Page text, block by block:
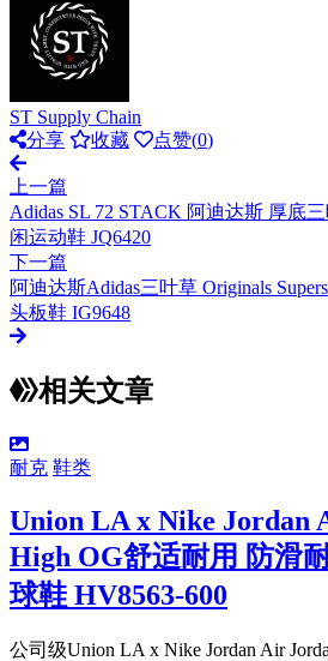
ST Supply Chain
分享
收藏 点赞(0)
上一篇
Adidas SL 72 STACK 阿迪达斯 厚底
闲运动鞋 JQ6420
下一篇
阿迪达斯Adidas三叶草 Originals
头板鞋 IG9648
相关文章
耐克 鞋类
Union LA x Nike Jordan
High OG舒适耐用 防滑
球鞋 HV8563-600
公司级Union LA x Nike Jordan Air